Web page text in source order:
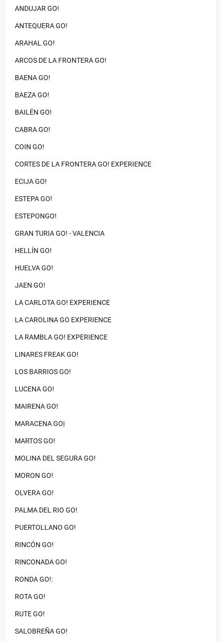
ANDUJAR GO!
ANTEQUERA GO!
ARAHAL GO!
ARCOS DE LA FRONTERA GO!
BAENA GO!
BAEZA GO!
BAILÉN GO!
CABRA GO!
COIN GO!
CORTES DE LA FRONTERA GO! EXPERIENCE
ECIJA GO!
ESTEPA GO!
ESTEPONGO!
GRAN TURIA GO! - VALENCIA
HELLÍN GO!
HUELVA GO!
JAEN GO!
LA CARLOTA GO! EXPERIENCE
LA CAROLINA GO EXPERIENCE
LA RAMBLA GO! EXPERIENCE
LINARES FREAK GO!
LOS BARRIOS GO!
LUCENA GO!
MAIRENA GO!
MARACENA GO|
MARTOS GO!
MOLINA DEL SEGURA GO!
MORON GO!
OLVERA GO!
PALMA DEL RIO GO!
PUERTOLLANO GO!
RINCÓN GO!
RINCONADA GO!
RONDA GO!:
ROTA GO!
RUTE GO!
SALOBREÑA GO!